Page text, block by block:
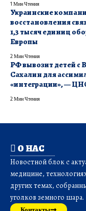
1 Мин Чтения
Украинские
восстановления
1,3 тысяч единиц
Европы
2 Мин Чтения
РФ вывозит детей
Сахалин для
«интеграции», —
2 Мин Чтения
О НАС
Новостной блок с
медицине,
других темах,
уголков земного шара.
Контакты